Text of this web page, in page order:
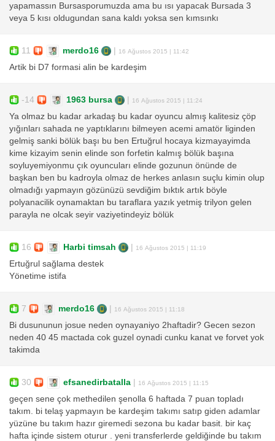
yapamassın Bursasporumuzda ama bu ısı yapacak Bursada 3
veya 5 kısı oldugundan sana kaldı yoksa sen kımsınkı
11 merdo16 | 16 Ağustos 2015 | 11:42
Artik bi D7 formasi alin be kardeşim
-14 1963 bursa | 16 Ağustos 2015 | 11:24
Ya olmaz bu kadar arkadaş bu kadar oyuncu almış kalitesiz çöp
yığınları sahada ne yaptıklarını bilmeyen acemi amatör liginden
gelmiş sanki bölük başı bu ben Ertuğrul hocaya kizmayayimda
kime kizayim senin elinde son forfetin kalmış bölük başına
soyluyemiyonmu çık oyuncuları elinde gozunun önünde de
başkan ben bu kadroyla olmaz de herkes anlasın suçlu kimin olup
olmadığı yapmayın gözünüzü sevdiğim bıktık artık böyle
polyanacilik oynamaktan bu taraflara yazık yetmiş trilyon gelen
parayla ne olcak seyir vaziyetindeyiz bölük
16 Harbi timsah | 16 Ağustos 2015 | 11:19
Ertuğrul sağlama destek
Yönetime istifa
7 merdo16 | 16 Ağustos 2015 | 11:18
Bi dusununun josue neden oynayaniyo 2haftadir? Gecen sezon
neden 40 45 mactada cok guzel oynadi cunku kanat ve forvet yok
takimda
30 efsanedirbatalla | 16 Ağustos 2015 | 11:15
geçen sene çok methedilen şenolla 6 haftada 7 puan topladı
takım. bi telaş yapmayın be kardeşim takımı satıp giden adamlar
yüzüne bu takım hazır giremedi sezona bu kadar basit. bir kaç
hafta içinde sistem oturur . yeni transferlerde geldiğinde bu takım